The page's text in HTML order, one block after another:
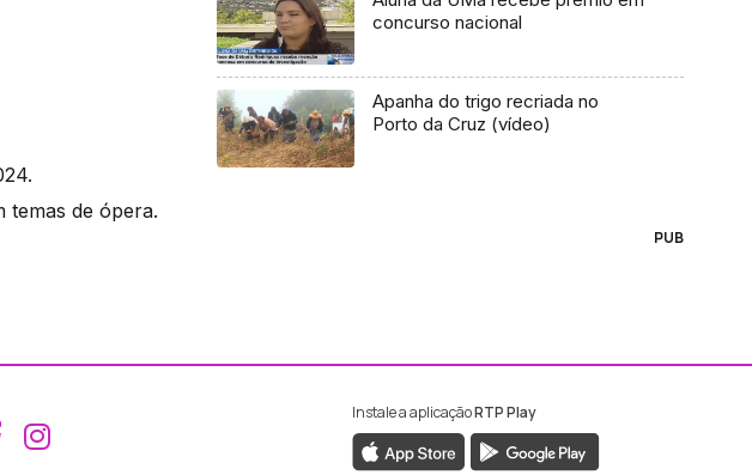
temas de ópera.
concurso nacional
Apanha do trigo recriada no
Porto da Cruz (vídeo)
PUB
Aceder ao Facebook da RTP Madeira
Aceder ao Instagram da RTP Madeira
Instale a aplicaçãoRTP Play